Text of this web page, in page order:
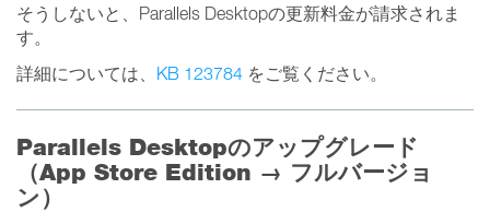
そうしないと、Parallels Desktopの更新料金が請求されま
す。
詳細については、 KB 123784 をご覧ください。
Parallels Desktopのアップグレード
（App Store Edition → フルバージョ
ン）